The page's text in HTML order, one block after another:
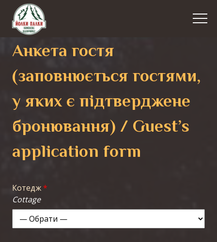
Анкета гостя
(заповнюється гостями,
у яких є підтверджене
бронювання) / Guest’s
application form
Котедж*
Cottage